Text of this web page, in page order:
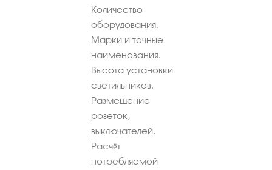
Количество
оборудования.
Марки и точные
наименования.
Высота установки
светильников.
Размещение
розеток,
выключателей.
Расчёт
потребляемой